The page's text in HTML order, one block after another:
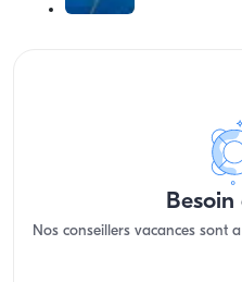
Nos conseillers vacances sont